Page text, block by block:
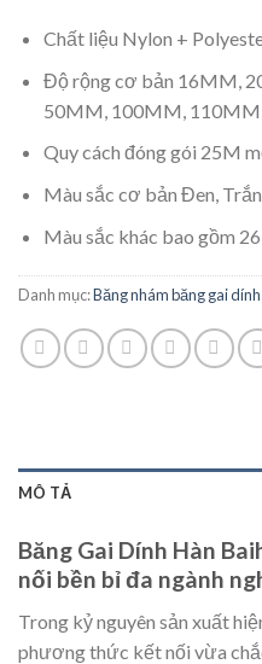
Chất liệu Nylon +
Độ rộng cơ bản 16MM,
50MM, 100MM,
Quy cách đóng gói 25M
Màu sắc cơ bản Đen,
Màu sắc khác bao gồm
Danh mục:Băng nhám băng gai
MÔ TẢ
Băng Gai Dính Hàn
nối bền bỉ đa ngành
Trong kỷ nguyên sản xuất
phương thức kết nối vừa